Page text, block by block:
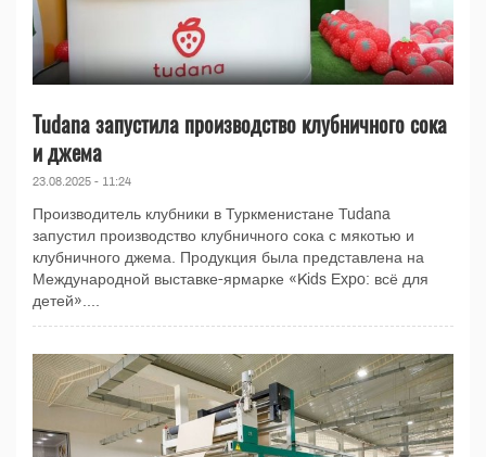
Tudana запустила производство клубничного сока
и джема
23.08.2025 - 11:24
Производитель клубники в Туркменистане Tudana
запустил производство клубничного сока с мякотью и
клубничного джема. Продукция была представлена на
Международной выставке-ярмарке «Kids Expo: всё для
детей»....